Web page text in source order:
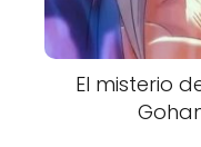
El misterio